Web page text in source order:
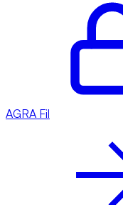
AGRA Fil